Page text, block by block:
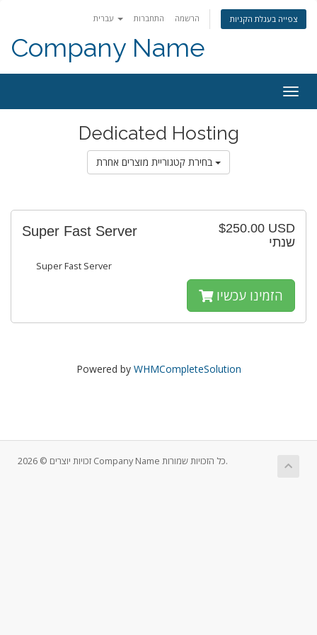
התחברות הרשמה צפייה בעגלת הקניות
Company Name
ניווט
Dedicated Hosting
$250.00 USD
שנתי
Super Fast Server
Super Fast Server
הזמינו עכשיו
Powered by WHMCompleteSolution
זכויות יוצרים © 2026 Company Name כל הזכויות שמורות.